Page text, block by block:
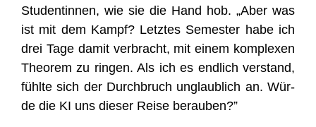
Stu­den­tin­nen, wie sie die Hand hob. „Aber was
ist mit dem Kampf? Letz­tes Semes­ter habe ich
drei Tage damit ver­bracht, mit einem kom­ple­xen
Theo­rem zu rin­gen. Als ich es end­lich ver­stand,
fühl­te sich der Durch­bruch unglaub­lich an. Wür­
de die KI uns die­ser Rei­se berauben?”